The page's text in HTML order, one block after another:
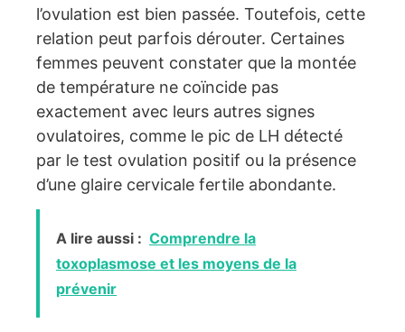
l’ovulation est bien passée. Toutefois, cette
relation peut parfois dérouter. Certaines
femmes peuvent constater que la montée
de température ne coïncide pas
exactement avec leurs autres signes
ovulatoires, comme le pic de LH détecté
par le test ovulation positif ou la présence
d’une glaire cervicale fertile abondante.
A lire aussi : Comprendre la
toxoplasmose et les moyens de la
prévenir